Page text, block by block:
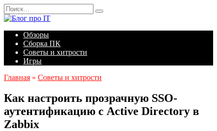
Перейти
к
содержанию
Search
for:
Обзоры
Сборка ПК
Советы и хитрости
Игры
Главная » Советы и хитрости
Как настроить прозрачную SSO-
аутентификацию с Active Directory в
Zabbix